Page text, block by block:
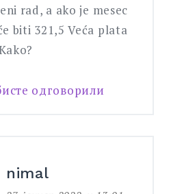
rad, a ako je mesec
biti 321,5 Veća plata
одговорили
nimal